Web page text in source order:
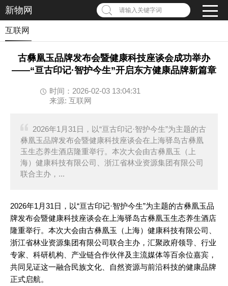
新物网 请输入关键字词
互联网
古彝凰玉品牌发布会暨健康科技座谈会成功举办
——“亘古印记·智护今生”开启东方健康品牌新篇章
时间：2026-02-03 13:04:31
来源: 互联网
2026年1月31日，以“亘古印记·智护今生”为主题的古
彝凰玉品牌发布会暨健康科技座谈会在上海驿岛古彝凰
玉生态养生酒店隆重举行。本次大会由古彝凰玉（上
海）健康科技有限公司、浙江省林业资源集团有限公司
联合主办，...
2026年1月31日，以“亘古印记·智护今生”为主题的古彝凰玉品
牌发布会暨健康科技座谈会在上海驿岛古彝凰玉生态养生酒店
隆重举行。本次大会由古彝凰玉（上海）健康科技有限公司、
浙江省林业资源集团有限公司联合主办，汇聚政府领导、行业
专家、科研机构、产业链合作伙伴及主流媒体等百余位嘉宾，
共同见证这一融合民族文化、自然资源与前沿科技的健康品牌
正式启航。